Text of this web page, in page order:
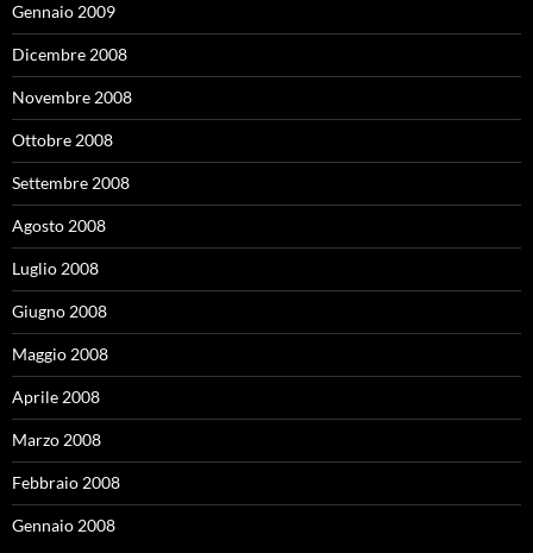
Gennaio 2009
Dicembre 2008
Novembre 2008
Ottobre 2008
Settembre 2008
Agosto 2008
Luglio 2008
Giugno 2008
Maggio 2008
Aprile 2008
Marzo 2008
Febbraio 2008
Gennaio 2008